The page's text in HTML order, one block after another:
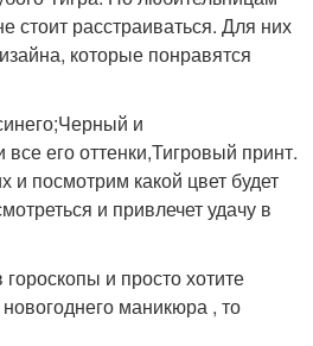
стоит расстраиваться. Для них
которые понравятся
и
его оттенки,Тигровый принт.
и посмотрим какой цвет будет
и привлечет удачу в
и просто хотите
маникюра , то